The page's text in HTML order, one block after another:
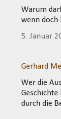
Warum
wenn doch
5. Januar
Gerhard
Wer die
durch die